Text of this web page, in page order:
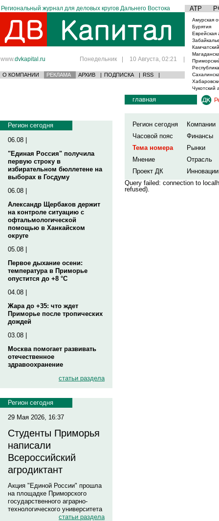
Региональный журнал для деловых кругов Дальнего Востока АТР
www.dvkapital.ru Понедельник | 10 Августа, 02:21 |
О КОМПАНИИ РЕКЛАМА АРХИВ | ПОДПИСКА | RSS |
Амурская
Бурятия
Еврейская
Чукотский
Регион сегодня
06.08 |
"Единая Россия" получила
первую строку в
избирательном бюллетене на
выборах в Госдуму
06.08 |
Александр Щербаков держит
на контроле ситуацию с
офтальмологической
помощью в Ханкайском
округе
05.08 |
Первое дыхание осени:
температура в Приморье
опустится до +8 °C
04.08 |
Жара до +35: что ждет
Приморье после тропических
дождей
03.08 |
Москва помогает развивать
отечественное
здравоохранение
статьи раздела
Регион сегодня
29 Мая 2026, 16:37
Студенты Приморья
написали
Всероссийский
агродиктант
Акция "Единой России" прошла
на площадке Приморского
государственного аграрно-
технологического университета
статьи раздела
главная
Регион сегодня
Компании
Часовой пояс
Финансы
Тема номера
Рынки
Мнение
Отрасль
Проект ДК
Инновации
Query failed: connection to
refused).